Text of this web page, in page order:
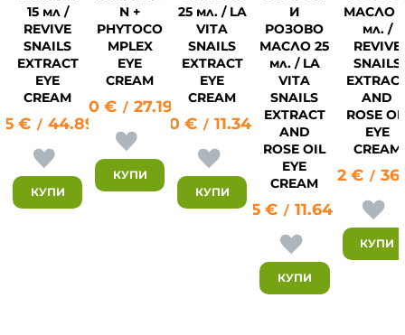
15 мл /
REVIVE
SNAILS
EXTRACT
EYE
CREAM
€ / 44.89
КУПИ
N +
PHYTOCO
MPLEX
EYE
CREAM
13.90 € / 27.19 лв.
КУПИ
25 мл. / LA
VITA
SNAILS
EXTRACT
EYE
CREAM
5.80 € / 11.34 лв.
КУПИ
И
РОЗОВО
МАСЛО 25
мл. / LA
VITA
SNAILS
EXTRACT
AND
ROSE OIL
EYE
CREAM
5.95 € / 11.64
КУПИ
МАСЛО
мл. /
REVIVE
SNAILS
AND
ROSE
EYE
CREAM
18.82 € /
КУПИ